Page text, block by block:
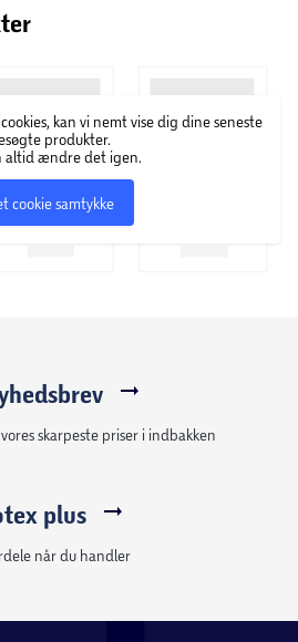
kan vi nemt vise dig dine seneste
produkter.
altid ændre det igen.
cookie samtykke
vores skarpeste priser i indbakken
plus
når du handler